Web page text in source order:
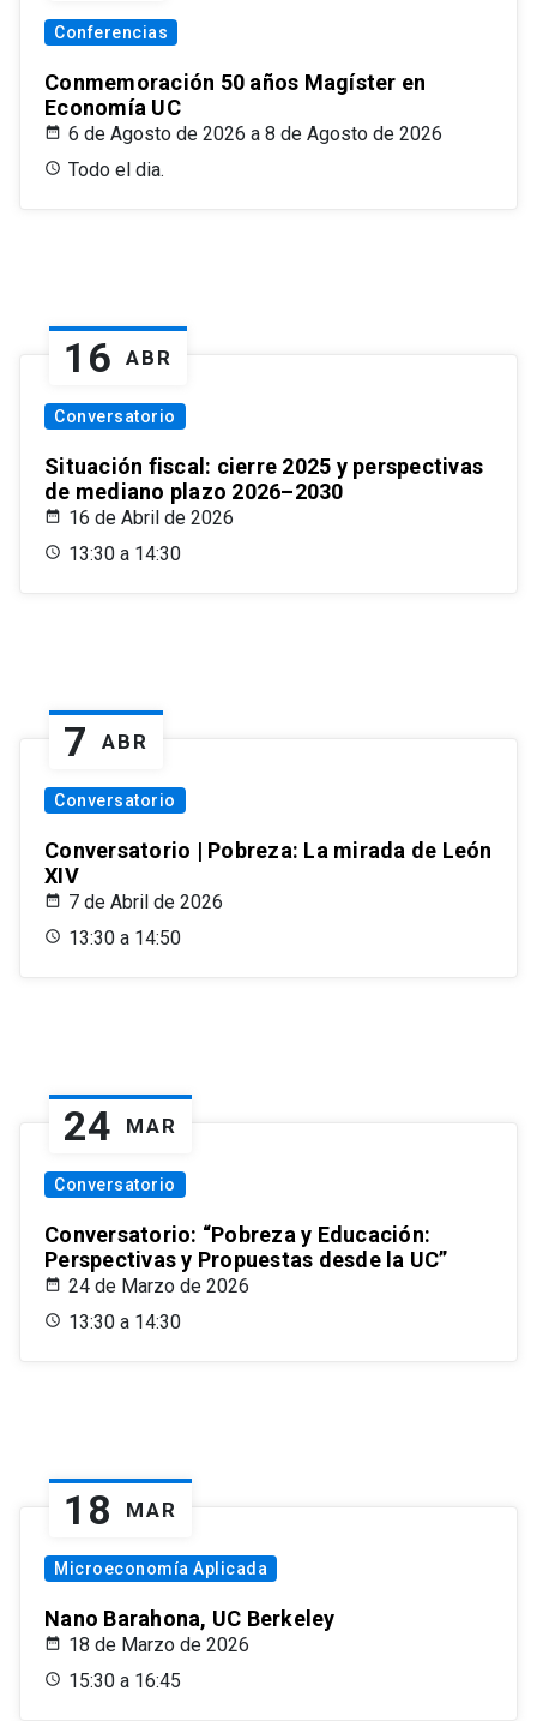
Conferencias
Conmemoración 50 años Magíster en
Economía UC
6 de Agosto de 2026 a 8 de Agosto de 2026
Todo el dia.
16 ABR
Conversatorio
Situación fiscal: cierre 2025 y perspectivas
de mediano plazo 2026–2030
16 de Abril de 2026
13:30 a 14:30
7 ABR
Conversatorio
Conversatorio | Pobreza: La mirada de León
XIV
7 de Abril de 2026
13:30 a 14:50
24 MAR
Conversatorio
Conversatorio: “Pobreza y Educación:
Perspectivas y Propuestas desde la UC”
24 de Marzo de 2026
13:30 a 14:30
18 MAR
Microeconomía Aplicada
Nano Barahona, UC Berkeley
18 de Marzo de 2026
15:30 a 16:45